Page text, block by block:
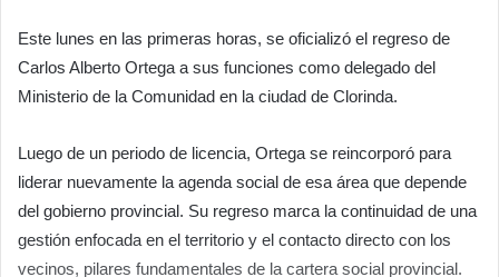
Este lunes en las primeras horas, se oficializó el regreso de
Carlos Alberto Ortega a sus funciones como delegado del
Ministerio de la Comunidad en la ciudad de Clorinda.
Luego de un periodo de licencia, Ortega se reincorporó para
liderar nuevamente la agenda social de esa área que depende
del gobierno provincial. Su regreso marca la continuidad de una
gestión enfocada en el territorio y el contacto directo con los
vecinos, pilares fundamentales de la cartera social provincial.